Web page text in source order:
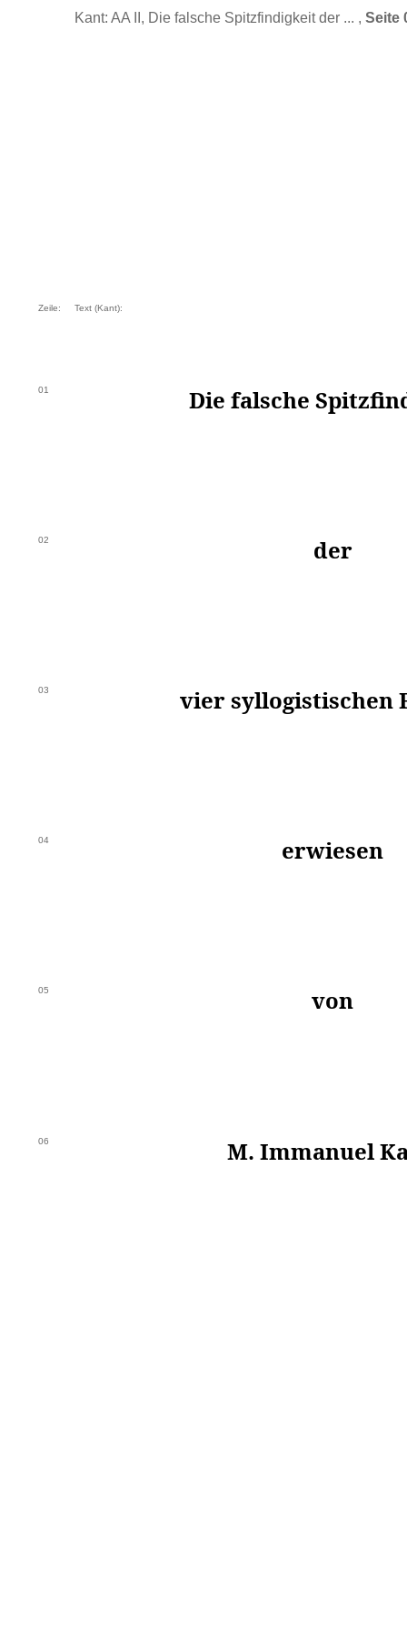
Kant: AA II, Die falsche Spitzfindigkeit der ... , Seite
Zeile: Text (Kant):
01 Die falsche
02 der
03 vier syllogistischen
04 erwiesen
05 von
06 M. Immanuel